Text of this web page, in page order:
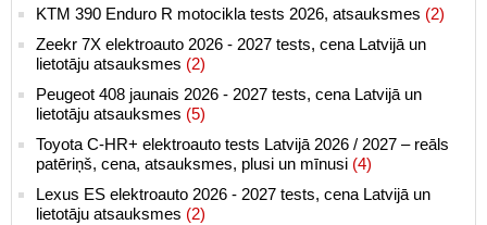
KTM 390 Enduro R motocikla tests 2026, atsauksmes (2)
Zeekr 7X elektroauto 2026 - 2027 tests, cena Latvijā un
lietotāju atsauksmes (2)
Peugeot 408 jaunais 2026 - 2027 tests, cena Latvijā un
lietotāju atsauksmes (5)
Toyota C-HR+ elektroauto tests Latvijā 2026 / 2027 – reāls
patēriņš, cena, atsauksmes, plusi un mīnusi (4)
Lexus ES elektroauto 2026 - 2027 tests, cena Latvijā un
lietotāju atsauksmes (2)